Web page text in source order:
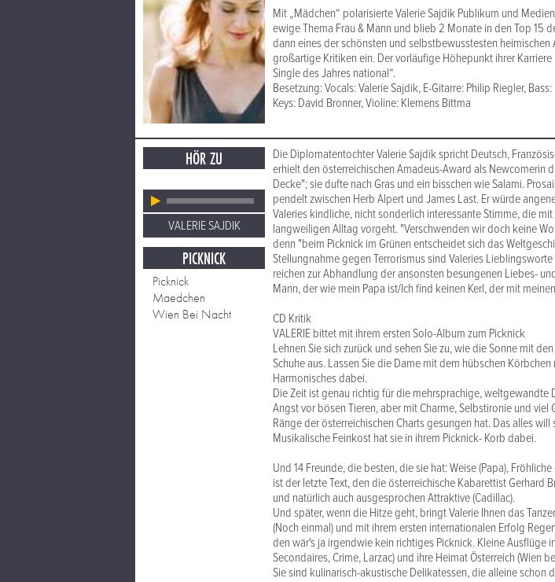
Mit „Mädchen“ polarisierte Valerie Sajdik Publikum und
ewige Thema Frau & Mann und blieb 2 Monate in den Top 15
dann eines der schönsten und selbstbewusstesten
großartige Kritiken ein. Der vorläufige Höhepunkt ihrer
Single des Jahres national“.
Besetzung: Vocals: Valerie Sajdik, E-Gitarre: Philip Riegler,
Keys: David Bronner, Violine: Klemens Bittma
HÖR ZU
VALERIE SAJDIK
PICKNICK
Picknick
Maedchen
Wien Bei Nacht
Die Diplomatentochter Valerie Sajdik spricht Deutsch,
erhielt den österreichischen Amadeus-Award als Newcomerin
Decke"; sie dufte nach Gras und ein bisschen wie Salami.
pendelt zwischen Herb Alpert und James Last. Er würde
Valeries kindliche, nicht sonderlich interessante Stimme, die
langweiligen Alltag vorgeht. "Verschwenden wir doch keine
denn "beim Picknick im Grünen entscheidet sich das
Stellungnahme gegen Terrorismus sind Valeries
reichen zur Abhandlung der ansonsten besungenen Liebes-
Mann, der wie mein Papa ist/Ich find keinen Kerl, der mit
CD Kritik
VALERIE bittet mit ihrem ersten Solo-Album zum Picknick
Lehnen Sie sich zurück und sehen Sie zu, wie die Sonne mit
Schuhe aus. Lassen Sie die Dame mit dem hübschen
Harmonisches dabei.
Die Zeit ist genau richtig für die mehrsprachige,
Angst vor bösen Tieren, aber mit Charme, Selbstironie und
Ränge der österreichischen Charts gesungen hat. Das alles
Musikalische Feinkost hat sie in ihrem Picknick- Korb dabei.
Und 14 Freunde, die besten, die sie hat: Weise (Papa),
ist der letzte Text, den die österreichische Kabarettist Gerhard
und natürlich auch ausgesprochen Attraktive (Cadillac).
Und später, wenn die Hitze geht, bringt Valerie Ihnen das
(Noch einmal) und mit ihrem ersten internationalen Erfolg
den wär's ja irgendwie kein richtiges Picknick. Kleine Ausflüge
Secondaires, Crime, Larzac) und ihre Heimat Österreich (Wien
Sie sind kulinarisch-akustische Delikatessen, die alleine schon